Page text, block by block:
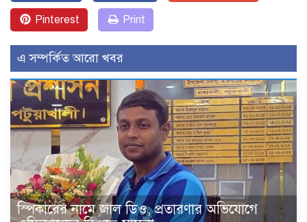
Pinterest Print
এ সম্পর্কিত আরো খবর
স্পিকারের নামে জাল ডিও, প্রতারণার অভিযোগে